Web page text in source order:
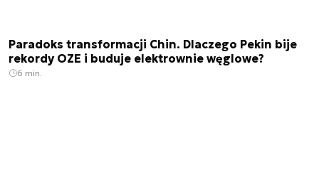
Paradoks transformacji Chin. Dlaczego Pekin bije
rekordy OZE i buduje elektrownie węglowe?
6 min.